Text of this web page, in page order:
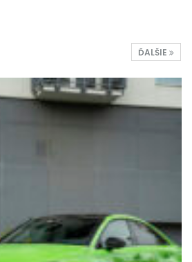
ĎALŠIE